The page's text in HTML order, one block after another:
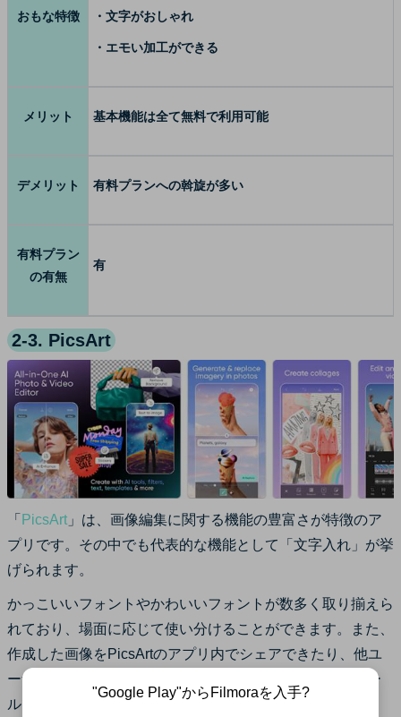
おもな特徴 ・文字がおしゃれ
・エモい加工ができる
メリット 基本機能は全て無料で利用可能
デメリット 有料プランへの斡旋が多い
有料プラン
の有無
有
2-3. PicsArt
「 PicsArt 」は、画像編集に関する機能の豊富さが特徴のア
プリです。その中でも代表的な機能として「文字入れ」が挙
げられます。
かっこいいフォントやかわいいフォントが数多く取り揃えら
れており、場面に応じて使い分けることができます。また、
作成した画像をPicsArtのアプリ内でシェアできたり、他ユ
ーザーをフォローしたりなどのSNS要素も兼ね備えたツー
ルです。
"Google Play"からFilmoraを入手?